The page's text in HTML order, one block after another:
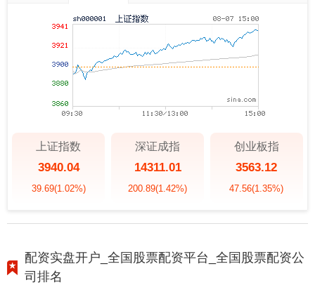
上证指数
3940.04
39.69(1.02%)
深证成指
14311.01
200.89(1.42%)
创业板指
3563.12
47.56(1.35%)
配资实盘开户_全国股票配资平台_全国股票配资公
司排名